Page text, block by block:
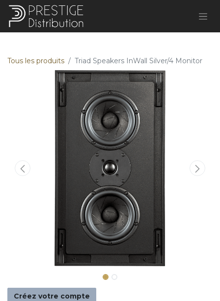
Tous les produits Triad Speakers InWall Silver/4 Monitor
Créez votre compte